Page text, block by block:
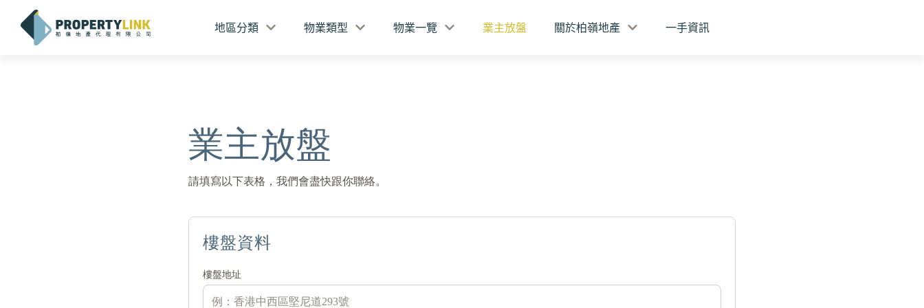
地區分類 物業類型 物業一覽 業主放盤 關於柏嶺地產 一手資訊
業主放盤
請填寫以下表格，我們會盡快跟你聯絡。
樓盤資料
樓盤地址